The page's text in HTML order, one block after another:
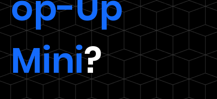
Mini?